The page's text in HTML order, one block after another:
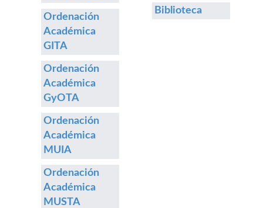
Ordenación
Académica
GITA
Ordenación
Académica
GyOTA
Ordenación
Académica
MUIA
Ordenación
Académica
MUSTA
Biblioteca